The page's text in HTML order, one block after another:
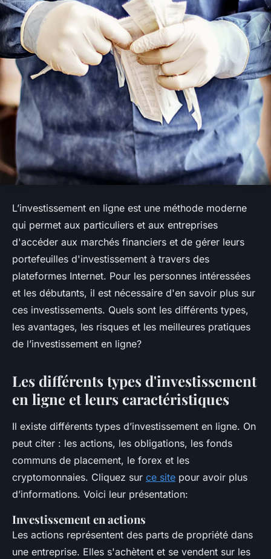
L’investissement en ligne est une méthode moderne
qui permet aux particuliers et aux entreprises
d'accéder aux marchés financiers et de gérer leurs
portefeuilles d'investissement à travers des
plateformes Internet. Pour les personnes intéressées
et les débutants, il est nécessaire d'en savoir plus sur
ces investissements. Quels sont les différents types,
les avantages, les risques et les meilleures pratiques
de l’investissement en ligne?
Les différents types d'investissement
en ligne et leurs caractéristiques
Il existe différents types d’investissement en ligne. On
peut citer : les actions, les obligations, les fonds
communs de placement, le forex et les
cryptomonnaies. Cliquez sur ce site pour avoir plus
d’informations. Voici leur présentation:
Investissement en actions
Les actions représentent des parts de propriété dans
une entreprise. Elles s'achètent et se vendent sur les